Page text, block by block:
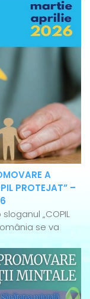
A
PROTEJAT” –
„COPIL
se va